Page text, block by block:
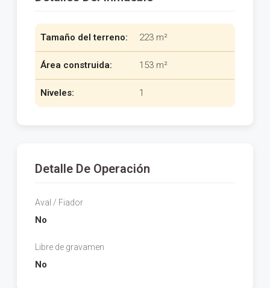
Tamaño del terreno: 223 m²
Área construida: 153 m²
Niveles: 1
Detalle De Operación
Aval / Fiador
No
Libre de gravamen
No